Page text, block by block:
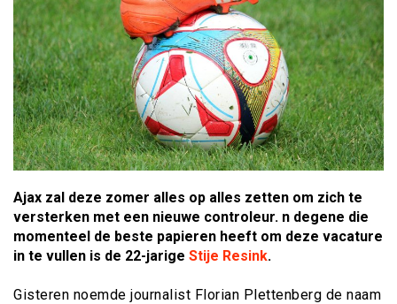
Ajax zal deze zomer alles op alles zetten om zich te
versterken met een nieuwe controleur. n degene die
momenteel de beste papieren heeft om deze vacature
in te vullen is de 22-jarige Stije Resink.
Gisteren noemde journalist Florian Plettenberg de naam